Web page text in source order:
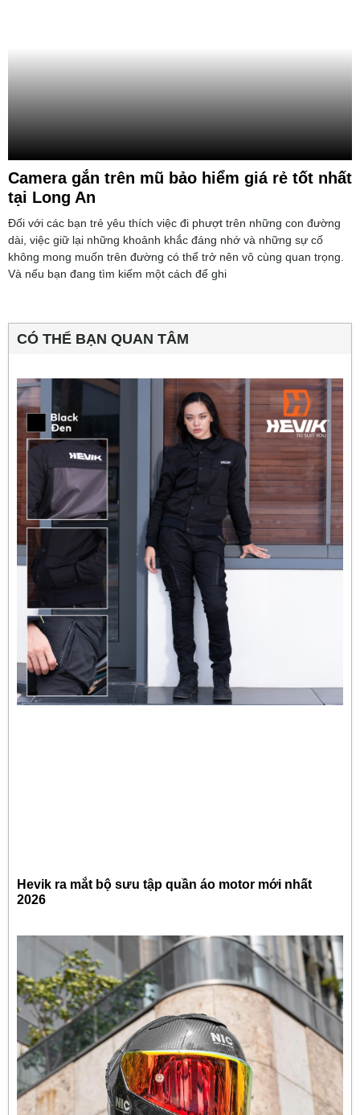
Camera gắn trên mũ bảo hiểm giá rẻ tốt nhất
tại Long An
Đối với các bạn trẻ yêu thích việc đi phượt trên những con đường
dài, việc giữ lại những khoảnh khắc đáng nhớ và những sự cố
không mong muốn trên đường có thể trở nên vô cùng quan trọng.
Và nếu bạn đang tìm kiếm một cách để ghi
CÓ THỂ BẠN QUAN TÂM
Hevik ra mắt bộ sưu tập quần áo motor mới nhất
2026